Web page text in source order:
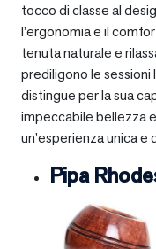
tocco di classe al
l’ergonomia e il
tenuta naturale e
prediligono le sessioni
distingue per la sua
impeccabile bellezza
un’esperienza unica e
Pipa